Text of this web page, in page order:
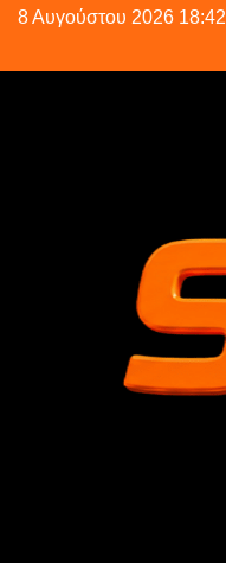
8 Αυγούστου 2026 18:42